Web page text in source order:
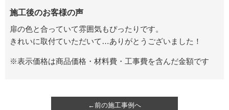
施工後のお客様の声
扉の色と合っていて雰囲気もぴったりです。
きれいに取付ていただいて…ありがとうございました！
※表示価格は商品価格・材料費・工事費を含んだ金額です
←前の施工事例へ